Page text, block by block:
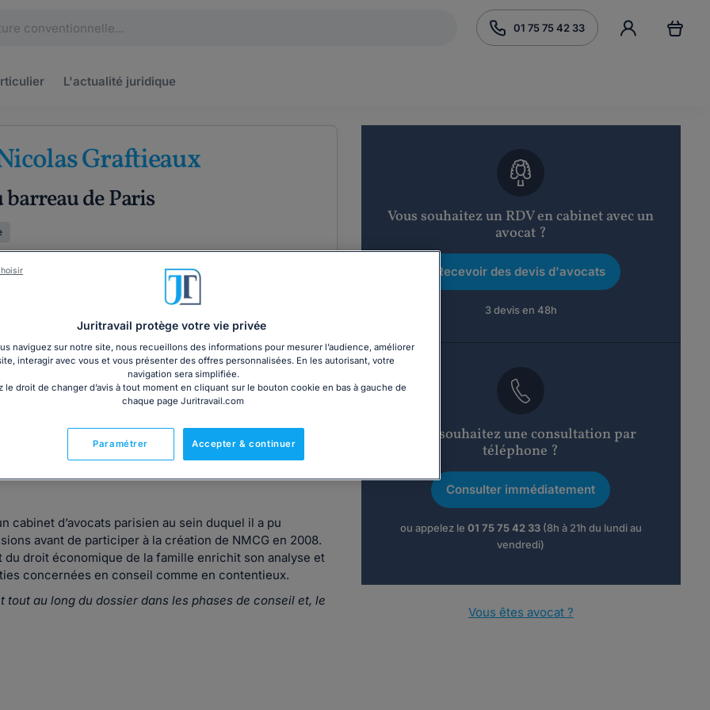
01 75 75 42 33
L'actualité juridique
Graftieaux
barreau de Paris
de l’université de Paris X et un MBA en Gestion
a débuté son activité au sein d’une banque
cabinet d’avocats parisien au sein duquel il a pu
avant de participer à la création de NMCG en 2008.
droit économique de la famille enrichit son analyse et
concernées en conseil comme en contentieux.
au long du dossier dans les phases de conseil et, le
Vous souhaitez un RDV en cabinet avec un
avocat ?
Recevoir des devis d'avocats
3 devis en 48h
Vous souhaitez une consultation par
téléphone ?
Consulter immédiatement
ou appelez le 01 75 75 42 33(8h à 21h du lundi au
vendredi)
Vous êtes avocat ?
Juritravail protège votre vie privée
naviguez sur notre site, nous recueillons des informations pour mesurer l’audience, améliorer
interagir avec vous et vous présenter des offres personnalisées. En les autorisant, votre
navigation sera simplifiée.
le droit de changer d’avis à tout moment en cliquant sur le bouton cookie en bas à gauche de
chaque page Juritravail.com
Accepter & continuer
Paramétrer